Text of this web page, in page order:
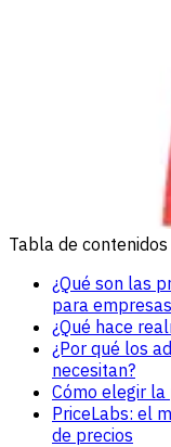
Tabla de contenidos
¿Qué son las
para
¿Qué hace
¿Por qué los
necesitan?
Cómo elegir
PriceLabs: el
de precios